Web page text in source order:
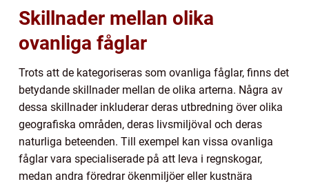
Skillnader mellan olika
ovanliga fåglar
Trots att de kategoriseras som ovanliga fåglar, finns det
betydande skillnader mellan de olika arterna. Några av
dessa skillnader inkluderar deras utbredning över olika
geografiska områden, deras livsmiljöval och deras
naturliga beteenden. Till exempel kan vissa ovanliga
fåglar vara specialiserade på att leva i regnskogar,
medan andra föredrar ökenmiljöer eller kustnära